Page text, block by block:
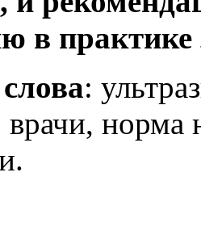
в практике
:
норма